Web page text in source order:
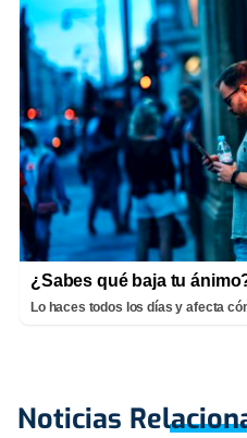
¿Sabes qué baja tu
Lo haces todos los días y afecta
Noticias